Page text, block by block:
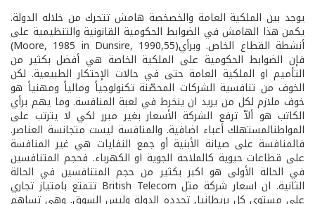
يوجد بين الملكية العامة والخصخصة هامش تتحرك من خلاله الدولة.
يكمن هذا الهامش في الضوابط الحكومية القانونية والتنظيمية على
أنشطة القطاع الخاص. وبرأي(Moore, 1985 in Dunsire, 1990,55)
فإن الضوابط الحكومية على الملكية الخاصة هي أفضل بكثير من
التأميم او الملكية العامة حتى في حالات الإحتكار الطبيعية. لكن
الخوف من تنافسية الشركات المحصّنة تكنولوجياً ومالياً ومهنياً هو
خوف ملازم لكل من يريد ان ينخرط في لعبة المنافسة. وما يهم برأي
الكاتب هو ألاّ ترفع الشركة الأسعار بغير مبرر لكي لا يترتب على
المواطن­المستهلك أعباء اضافية. والمنافسة ليست متجانسة العناصر.
فالمنافسة على صيانة الأبنية أو جمع النفايات هي غير المنافسة
على قطاعات حيوية كالملاحة الجوية او الكهرباء. فحجم المتنافسين
في الحالة الأولى هو اكبر بكثير من حجم المتنافسين في الحالة
الثانية. ان اسعار شركة مثل British Telecom تتمتع بامتياز تجاري
على مستوى كل بريطانيا, تحدده الدولة وليس السوق. وهي تساهم